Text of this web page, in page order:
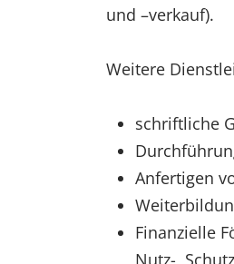
und –verkauf).
Weitere
schriftliche
Anfertigen
Finanzielle
Nutz-,